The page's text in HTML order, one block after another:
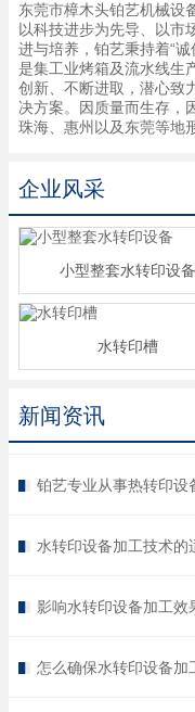
东莞市樟木头铂艺机械设
以科技进步为先导、以市
进与培养，铂艺秉持着“
是集工业烤箱及流水线生
创新、不断进取，潜心致
决方案。因质量而生存，
珠海、惠州以及东莞等地
企业风采
小型整套水转印设备
水转印槽
新闻资讯
铂艺专业从事热转印设
水转印设备加工技术的
影响水转印设备加工效
怎么确保水转印设备加